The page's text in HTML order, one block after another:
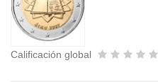
Calificación global